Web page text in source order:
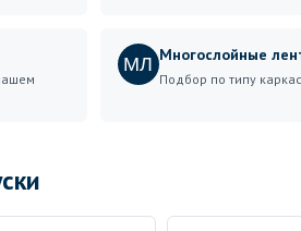
МЛ Многослойные
Подбор по типу